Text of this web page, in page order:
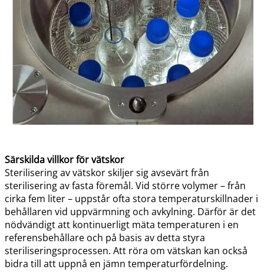
Särskilda villkor för vätskor
Sterilisering av vätskor skiljer sig avsevärt från
sterilisering av fasta föremål. Vid större volymer – från
cirka fem liter – uppstår ofta stora temperaturskillnader i
behållaren vid uppvärmning och avkylning. Därför är det
nödvändigt att kontinuerligt mäta temperaturen i en
referensbehållare och på basis av detta styra
steriliseringsprocessen. Att röra om vätskan kan också
bidra till att uppnå en jämn temperaturfördelning.